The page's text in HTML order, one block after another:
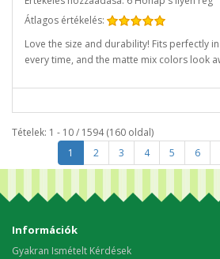
Átlagos értékelés:
Love the size and durability! Fits perfectly
every time, and the matte mix colors look
Tételek: 1 - 10 / 1594 (160 oldal)
1
2 3 4 5 6
Információk
Gyakran Ismételt Kérdések